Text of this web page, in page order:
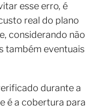
esse erro, é
real do plano
considerando não
também eventuais
durante a
é a cobertura para